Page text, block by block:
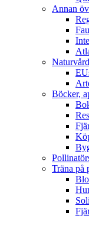
Annan
Böcker,
Träna på